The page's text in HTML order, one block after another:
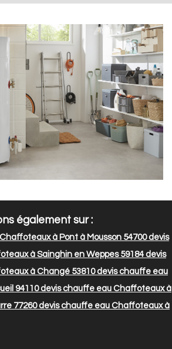
également sur :
à Pont à Mousson 54700devis
à Sainghin en Weppes 59184 devis
à Changé 53810devis chauffe eau
94110devis chauffe eau Chaffoteaux à
77260devis chauffe eau Chaffoteaux à